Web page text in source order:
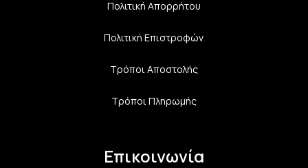
Πολιτική Aπορρήτου
Πολιτική Επιστροφών
Τρόποι Αποστολής
Τρόποι Πληρωμής
Επικοινωνία